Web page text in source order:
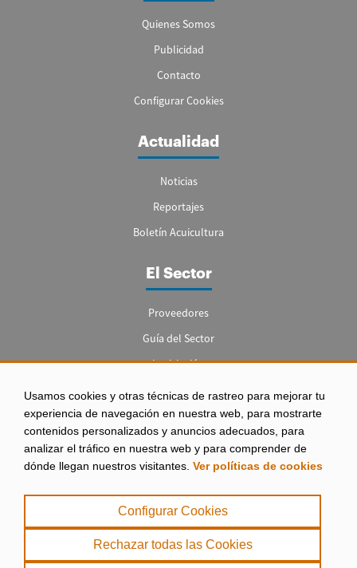
Usamos cookies y otras técnicas de rastreo para mejorar tu
experiencia de navegación en nuestra web, para mostrarte
contenidos personalizados y anuncios adecuados, para
analizar el tráfico en nuestra web y para comprender de
dónde llegan nuestros visitantes. Ver políticas de cookies
Configurar Cookies
Rechazar todas las Cookies
Quienes Somos
Publicidad
Contacto
Configurar Cookies
Actualidad
Noticias
Reportajes
Boletín Acuicultura
El Sector
Proveedores
Guía del Sector
Legislación
Empleo
Aviso legal
|
Política de Privacidad
|